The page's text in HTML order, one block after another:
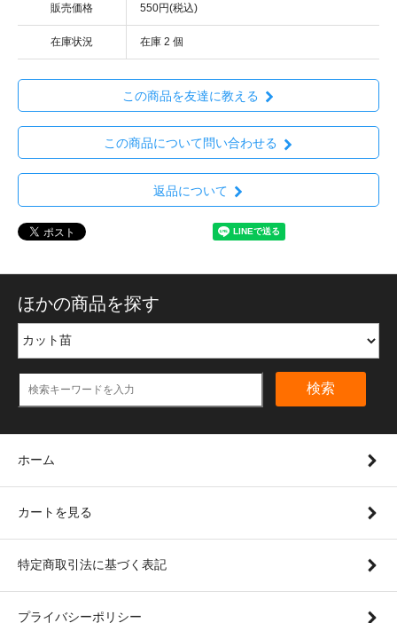
販売価格 550円(税込)
在庫状況 在庫 2 個
この商品を友達に教える
この商品について問い合わせる
返品について
ほかの商品を探す
検索
ホーム
カートを見る
特定商取引法に基づく表記
プライバシーポリシー